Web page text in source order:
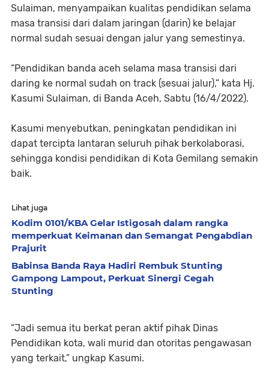
Sulaiman, menyampaikan kualitas pendidikan selama
masa transisi dari dalam jaringan (darin) ke belajar
normal sudah sesuai dengan jalur yang semestinya.
“Pendidikan banda aceh selama masa transisi dari
daring ke normal sudah on track (sesuai jalur),” kata Hj.
Kasumi Sulaiman, di Banda Aceh, Sabtu (16/4/2022).
Kasumi menyebutkan, peningkatan pendidikan ini
dapat tercipta lantaran seluruh pihak berkolaborasi,
sehingga kondisi pendidikan di Kota Gemilang semakin
baik.
Lihat juga
Kodim 0101/KBA Gelar Istigosah dalam rangka
memperkuat Keimanan dan Semangat Pengabdian
Prajurit
Babinsa Banda Raya Hadiri Rembuk Stunting
Gampong Lampout, Perkuat Sinergi Cegah
Stunting
“Jadi semua itu berkat peran aktif pihak Dinas
Pendidikan kota, wali murid dan otoritas pengawasan
yang terkait,” ungkap Kasumi.